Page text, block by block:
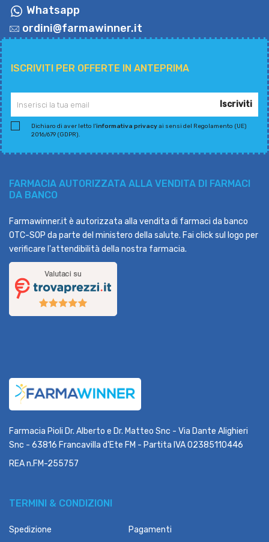
Whatsapp
ordini@farmawinner.it
ISCRIVITI PER OFFERTE IN ANTEPRIMA
Iscriviti
Dichiaro di aver letto l'informativa privacyai sensi del Regolamento (UE)
2016/679 (GDPR).
FARMACIA AUTORIZZATA ALLA VENDITA DI FARMACI
DA BANCO
Farmawinner.it è autorizzata alla vendita di farmaci da banco
OTC-SOP da parte del ministero della salute. Fai click sul logo per
verificare l'attendibilità della nostra farmacia.
Farmacia Pioli Dr. Alberto e Dr. Matteo Snc - Via Dante Alighieri
Snc - 63816 Francavilla d'Ete FM - Partita IVA 02385110446
REA n.FM-255757
TERMINI & CONDIZIONI
Spedizione
Pagamenti